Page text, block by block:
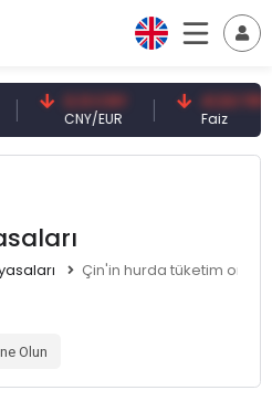
0,13 CNY
CNY/EUR
41,53 TRY
Çin'in hurda tüketim
Olun